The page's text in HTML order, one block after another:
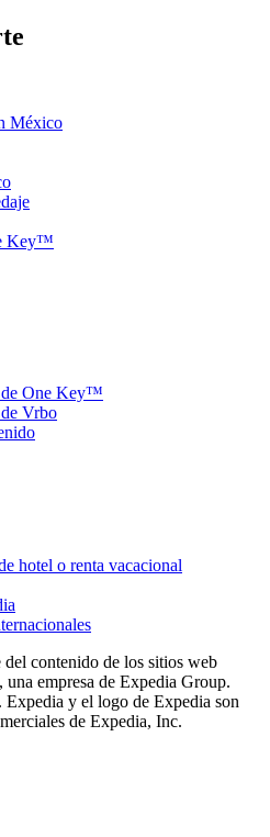
México
Key™
de One Key™
Vrbo
hotel o renta vacacional
contenido de los sitios web
empresa de Expedia Group.
Expedia y el logo de Expedia son
de Expedia, Inc.